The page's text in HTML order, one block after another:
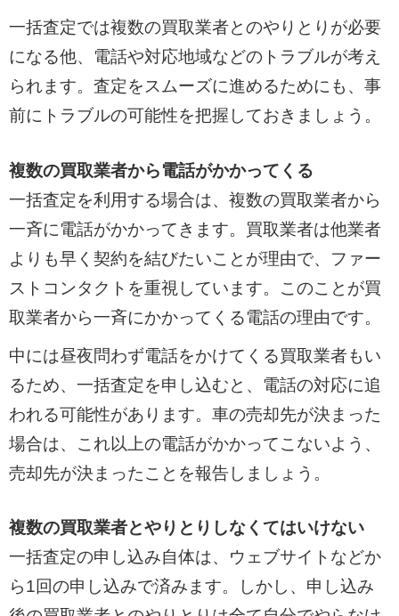
一括査定では複数の買取業者とのやりとりが必要
になる他、電話や対応地域などのトラブルが考え
られます。査定をスムーズに進めるためにも、事
前にトラブルの可能性を把握しておきましょう。
複数の買取業者から電話がかかってくる
一括査定を利用する場合は、複数の買取業者から
一斉に電話がかかってきます。買取業者は他業者
よりも早く契約を結びたいことが理由で、ファー
ストコンタクトを重視しています。このことが買
取業者から一斉にかかってくる電話の理由です。
中には昼夜問わず電話をかけてくる買取業者もい
るため、一括査定を申し込むと、電話の対応に追
われる可能性があります。車の売却先が決まった
場合は、これ以上の電話がかかってこないよう、
売却先が決まったことを報告しましょう。
複数の買取業者とやりとりしなくてはいけない
一括査定の申し込み自体は、ウェブサイトなどか
ら1回の申し込みで済みます。しかし、申し込み